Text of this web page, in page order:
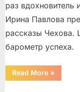
раз вдохновитель
Ирина Павлова
рассказы Чехова.
барометр успеха.
Read More
в
»